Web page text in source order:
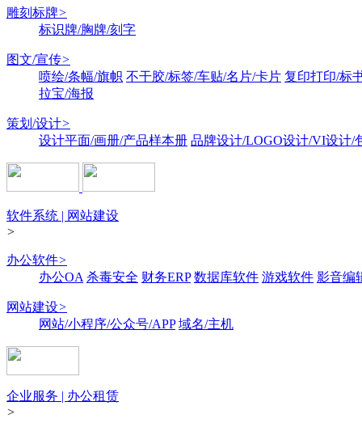
雕刻标牌>
标识牌/胸牌/刻字
图文/宣传>
喷绘/条幅/旗帜 不干胶/标签/车贴/名片/卡片 复印打印/标
拉宝/海报
策划/设计>
设计平面/画册/产品样本册 品牌设计/LOGO设计/VI设计/
软件系统 | 网站建设
>
办公软件>
办公OA 杀毒安全 财务ERP 数据库软件 游戏软件 影音编
网站建设>
网站/小程序/公众号/APP 域名/主机
企业服务 | 办公租赁
>